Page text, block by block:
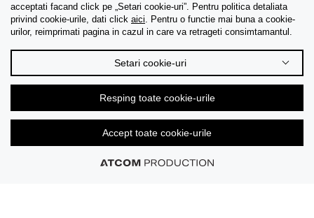
Tips & Guides
Despre noi
Limba
© 2026 CK Stores B.V. Toate drepturile rezervate.
acceptati facand click pe „Setari cookie-uri”. Pentru politica detaliata
privind cookie-urile, dati click aici. Pentru o functie mai buna a cookie-
urilor, reimprimati pagina in cazul in care va retrageti consimtamantul.
Setari cookie-uri
Resping toate cookie-urile
Accept toate cookie-urile